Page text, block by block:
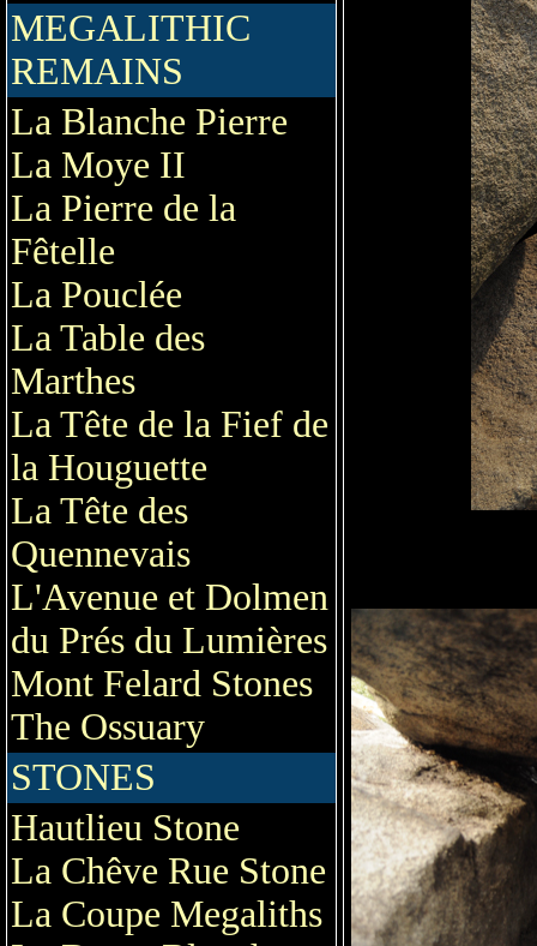
MEGALITHIC
REMAINS
La Blanche Pierre
La Moye II
La Pierre de la
Fêtelle
La Pouclée
La Table des
Marthes
La Tête de la Fief de
la Houguette
La Tête des
Quennevais
L'Avenue et Dolmen
du Prés du Lumières
Mont Felard Stones
The Ossuary
STONES
Hautlieu Stone
La Chêve Rue Stone
La Coupe Megaliths